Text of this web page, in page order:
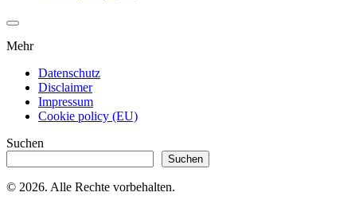
Mehr
Datenschutz
Disclaimer
Impressum
Cookie policy (EU)
Suchen
Suchen
© 2026. Alle Rechte vorbehalten.